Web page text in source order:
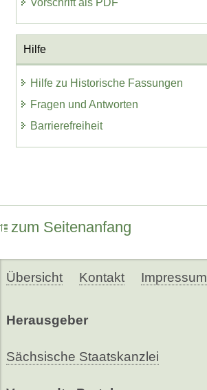
Hilfe
Hilfe zu Historische Fassungen
Fragen und Antworten
Barrierefreiheit
zum Seitenanfang
Übersicht Kontakt Impressum
Herausgeber
Sächsische Staatskanzlei